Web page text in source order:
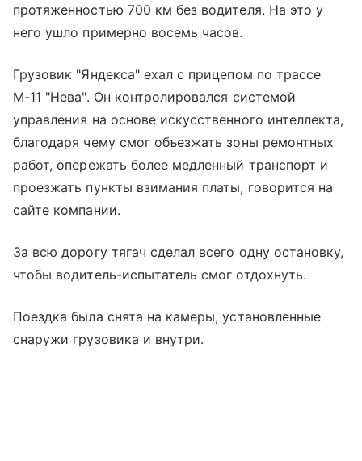
протяженностью 700 км без водителя. На это у
него ушло примерно восемь часов.
Грузовик "Яндекса" ехал с прицепом по трассе
М-11 "Нева". Он контролировался системой
управления на основе искусственного интеллекта,
благодаря чему смог объезжать зоны ремонтных
работ, опережать более медленный транспорт и
проезжать пункты взимания платы, говорится на
сайте компании.
За всю дорогу тягач сделал всего одну остановку,
чтобы водитель-испытатель смог отдохнуть.
Поездка была снята на камеры, установленные
снаружи грузовика и внутри.